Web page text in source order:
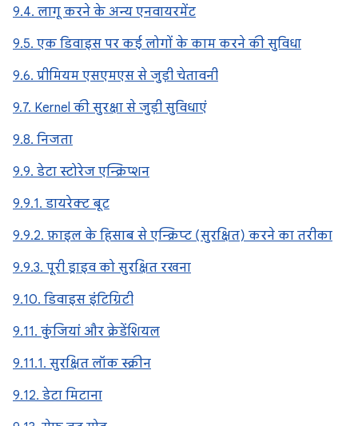
9.4. लागू करने के अन्य एनवायरमेंट
9.5. एक डिवाइस पर कई लोगों के काम करने की सुविधा
9.6. प्रीमियम एसएमएस से जुड़ी चेतावनी
9.7. Kernel की सुरक्षा से जुड़ी सुविधाएं
9.8. निजता
9.9. डेटा स्टोरेज एन्क्रिप्शन
9.9.1. डायरेक्ट बूट
9.9.2. फ़ाइल के हिसाब से एन्क्रिप्ट (सुरक्षित) करने का तरीका
9.9.3. पूरी ड्राइव को सुरक्षित रखना
9.10. डिवाइस इंटिग्रिटी
9.11. कुंजियां और क्रेडेंशियल
9.11.1. सुरक्षित लॉक स्क्रीन
9.12. डेटा मिटाना